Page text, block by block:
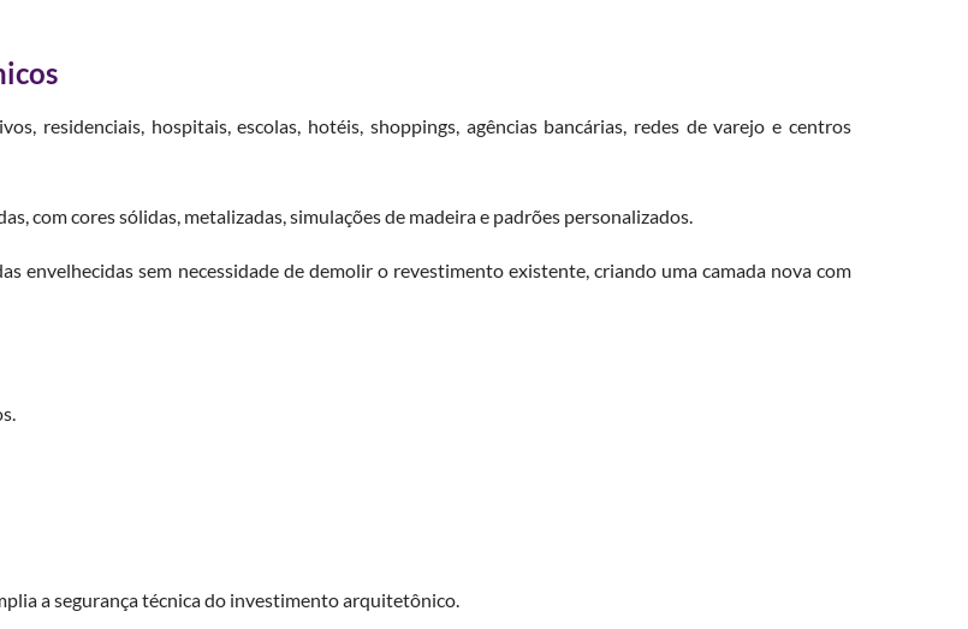
residenciais, hospitais, escolas, hotéis, shoppings, agências bancárias, redes de varejo e centros
com cores sólidas, metalizadas, simulações de madeira e padrões personalizados.
envelhecidas sem necessidade de demolir o revestimento existente, criando uma camada nova com
a segurança técnica do investimento arquitetônico.